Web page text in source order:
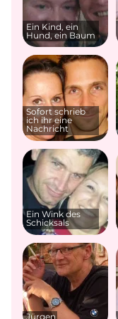
Ein Kind, ein
Hund, ein Baum
Sofort schrieb
ich ihr eine
Nachricht
Ein Wink des
Schicksals
Jürgen